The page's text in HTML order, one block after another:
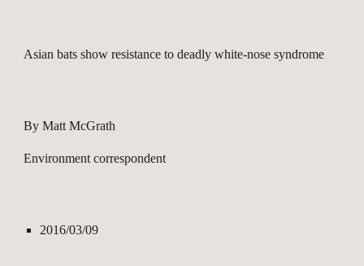
Asian bats show resistance to deadly white-nose syndrome
By Matt McGrath
Environment correspondent
2016/03/09